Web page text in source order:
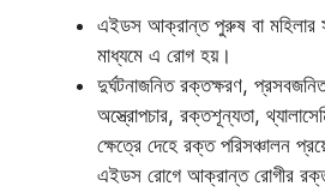
এইডস আক্রান্ত পুরুষ বা মহিলার
মাধ্যমে এ রোগ হয়।
দুর্ঘটনাজনিত রক্তক্ষরণ,
অস্ত্রোপচার, রক্তশূন্যতা,
ক্ষেত্রে দেহে রক্ত পরিসঞ্চালন
এইডস রোগে আক্রান্ত রোগীর